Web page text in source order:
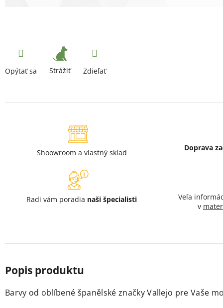
Opýtať sa Strážiť Zdieľať
Shoowroom a vlastný sklad
Doprava
Radi vám poradia naši špecialisti
Veľa
v
Barvy od oblíbené španělské značky Vallejo pre Vaše